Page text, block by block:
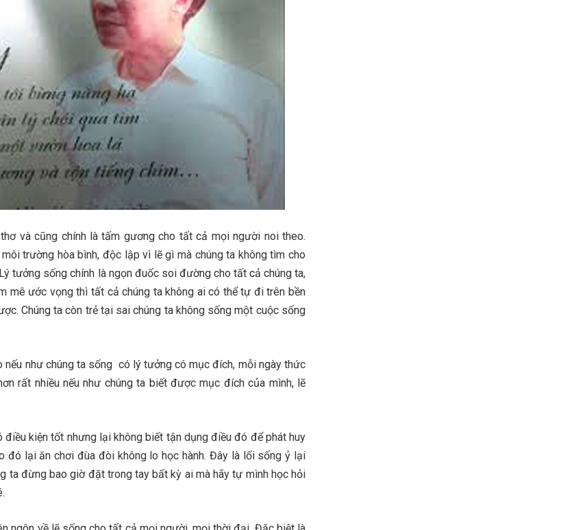
và cũng chính là tấm gương cho tất cả mọi người noi theo.
trường hòa bình, độc lập vì lẽ gì mà chúng ta không tìm cho
tưởng sống chính là ngọn đuốc soi đường cho tất cả chúng ta,
mê ước vọng thì tất cả chúng ta không ai có thể tự đi trên bền
Chúng ta còn trẻ tại sai chúng ta không sống một cuộc sống
nếu như chúng ta sống có lý tưởng có mục đích, mỗi ngày thức
rất nhiều nếu như chúng ta biết được mục đích của mình, lẽ
điều kiện tốt nhưng lại không biết tận dụng điều đó để phát huy
đó lại ăn chơi đùa đòi không lo học hành. Đây là lối sống ỷ lại
ta đừng bao giờ đặt trong tay bất kỳ ai mà hãy tự mình học hỏi